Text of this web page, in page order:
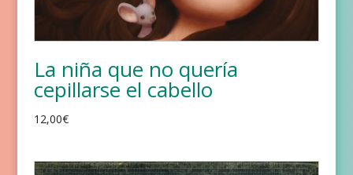
La niña que no quería
cepillarse el cabello
12,00€